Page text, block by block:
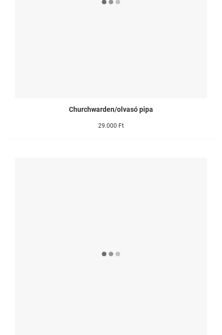
Churchwarden/olvasó pipa
29.000 Ft